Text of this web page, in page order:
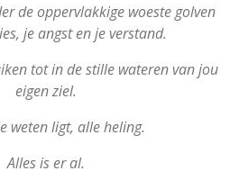
de oppervlakkige woeste golven
je angst en je verstand.
tot in de stille wateren van jou
eigen ziel.
weten ligt, alle heling.
Alles is er al.